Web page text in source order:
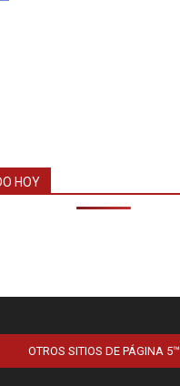
HOY
OTROS SITIOS DE PÁGINA 5™